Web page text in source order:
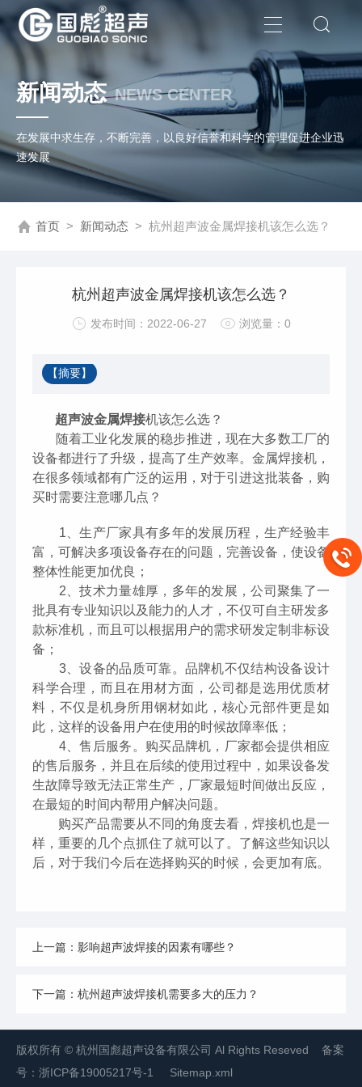
新闻动态 NEWS CENTER
在发展中求生存，不断完善，以良好信誉和科学的管理促进企业迅
速发展
首页 > 新闻动态 > 杭州超声波金属焊接机该怎么选？
杭州超声波金属焊接机该怎么选？
发布时间：2022-06-27 浏览量：0
【摘要】
超声波金属焊接机该怎么选？
随着工业化发展的稳步推进，现在大多数工厂的
设备都进行了升级，提高了生产效率。金属焊接机，
在很多领域都有广泛的运用，对于引进这批装备，购
买时需要注意哪几点？
1、生产厂家具有多年的发展历程，生产经验丰
富，可解决多项设备存在的问题，完善设备，使设备
整体性能更加优良；
2、技术力量雄厚，多年的发展，公司聚集了一
批具有专业知识以及能力的人才，不仅可自主研发多
款标准机，而且可以根据用户的需求研发定制非标设
备；
3、设备的品质可靠。品牌机不仅结构设备设计
科学合理，而且在用材方面，公司都是选用优质材
料，不仅是机身所用钢材如此，核心元部件更是如
此，这样的设备用户在使用的时候故障率低；
4、售后服务。购买品牌机，厂家都会提供相应
的售后服务，并且在后续的使用过程中，如果设备发
生故障导致无法正常生产，厂家最短时间做出反应，
在最短的时间内帮用户解决问题。
购买产品需要从不同的角度去看，焊接机也是一
样，重要的几个点抓住了就可以了。了解这些知识以
后，对于我们今后在选择购买的时候，会更加有底。
上一篇：影响超声波焊接的因素有哪些？
下一篇：杭州超声波焊接机需要多大的压力？
版权所有 © 杭州国彪超声设备有限公司 Al Rights Reseved 备案
号： 浙ICP备19005217号-1 Sitemap.xml